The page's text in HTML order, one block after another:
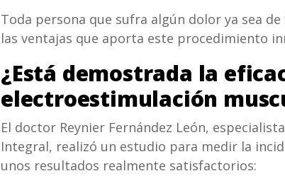
Toda persona que sufra algún dolor ya sea
las ventajas que aporta este procedimiento
¿Está demostrada la
electroestimulación
El doctor Reynier Fernández León,
Integral, realizó un estudio para medir la
unos resultados realmente satisfactorios: